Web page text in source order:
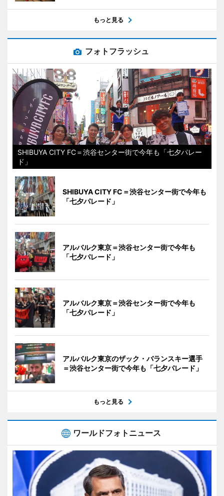
もっと見る
フォトフラッシュ
SHIBUYA CITY FC＝渋谷センター街で今年も「七夕パレー
ド」
SHIBUYA CITY FC＝渋谷センター街で今年も
「七夕パレード」
アルバルク東京＝渋谷センター街で今年も
「七夕パレード」
アルバルク東京＝渋谷センター街で今年も
「七夕パレード」
アルバルク東京のザック・バランスキー選手
＝渋谷センター街で今年も「七夕パレード」
もっと見る
ワールドフォトニュース